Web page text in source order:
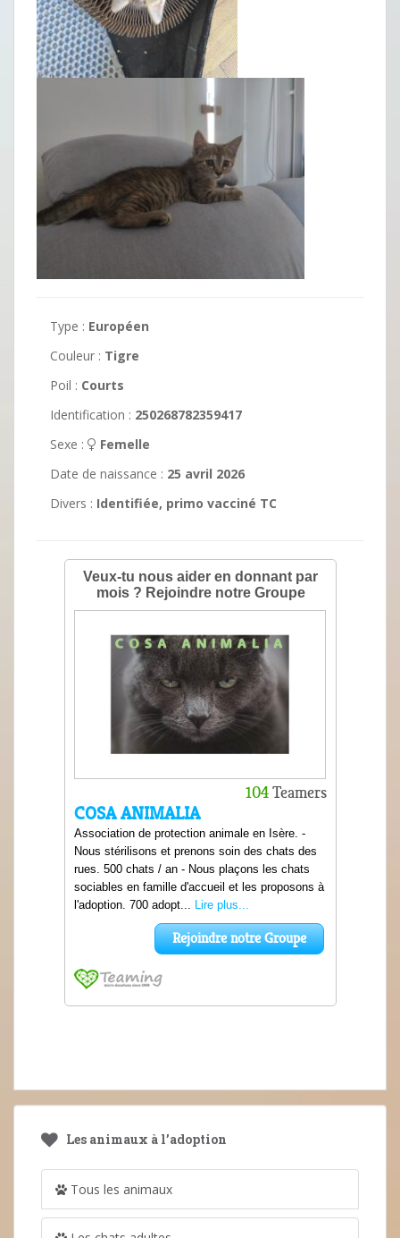
Type : Européen
Couleur : Tigre
Poil : Courts
Identification : 250268782359417
Sexe :
Femelle
Date de naissance : 25 avril 2026
Divers : Identifiée, primo vacciné TC
Les animaux à l’adoption
Tous les animaux